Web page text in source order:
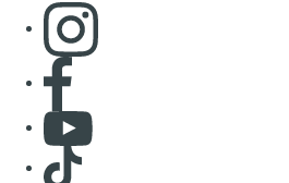
Consulter page Instagram
Consulter page Facebook
Consulter Youtube
Consulter TikTok